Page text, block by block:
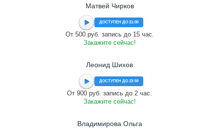
Матвей Чирков
ДОСТУПЕН ДО 21:00
От 500 руб. запись до 15 час.
Закажите сейчас!
Леонид Шихов
ДОСТУПЕН ДО 23:59
От 900 руб. запись до 2 час.
Закажите сейчас!
Владимирова Ольга